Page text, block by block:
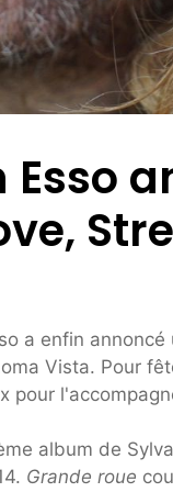
Esso
a enfin
Vista. Pour
pour
album de
Grande roue